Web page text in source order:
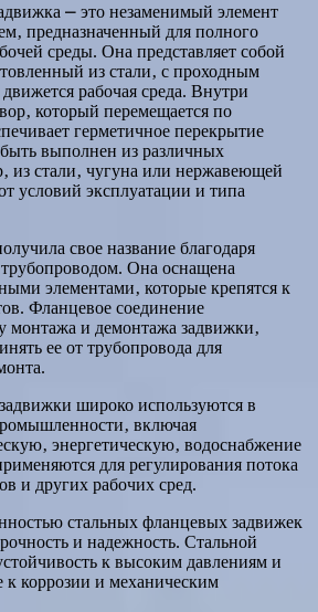
⎼ это незаменимый элемент
предназначенный для полного
среды. Она представляет собой
из стали‚ с проходным
рабочая среда. Внутри
который перемещается по
герметичное перекрытие
выполнен из различных
из стали‚ чугуна или нержавеющей
условий эксплуатации и типа
свое название благодаря
Она оснащена
элементами‚ которые крепятся к
Фланцевое соединение
монтажа и демонтажа задвижки‚
ее от трубопровода для
широко используются в
включая
энергетическую‚ водоснабжение
для регулирования потока
и других рабочих сред.
стальных фланцевых задвижек
и надежность. Стальной
к высоким давлениям и
к коррозии и механическим